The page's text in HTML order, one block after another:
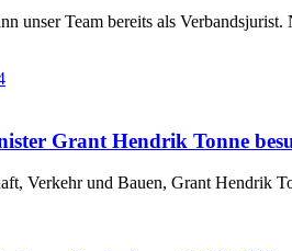
unser Team bereits als
Grant Hendrik Tonne
Verkehr und Bauen, Grant Hendrik